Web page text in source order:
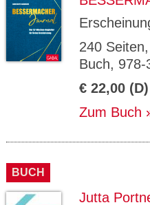
240
Buch,
€ 22,00 (D)
Zum Buch
BUCH
Jutta